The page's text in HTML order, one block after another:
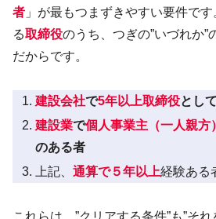
者 」が最もつまずきやすい要件で
る取締役のうち、つぎの”いづれか”
だからです。
建設会社で5年以上取締役とし
建設業で個人事業主（一人親方
のある者
上記、通算で５年以上経験ある
これらは、”クリアする条件”も”そ